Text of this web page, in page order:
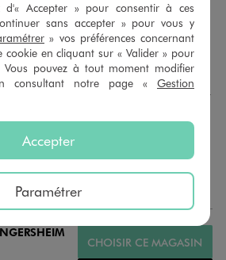
des cartes cadeaux GÉMO d’un
entre 10€ et 150€. Les cartes cadeau
1 an, utilisables en plusieurs fois, pour
pour toutes les occasions.
CHOISIR CE MAGASIN
d'« Accepter » pour consentir à ces
sans accepter » pour vous y
» vos préférences concernant
cookie en cliquant sur « Valider » pour
Vous pouvez à tout moment modifier
consultant notre page « Gestion
Accepter
Paramétrer